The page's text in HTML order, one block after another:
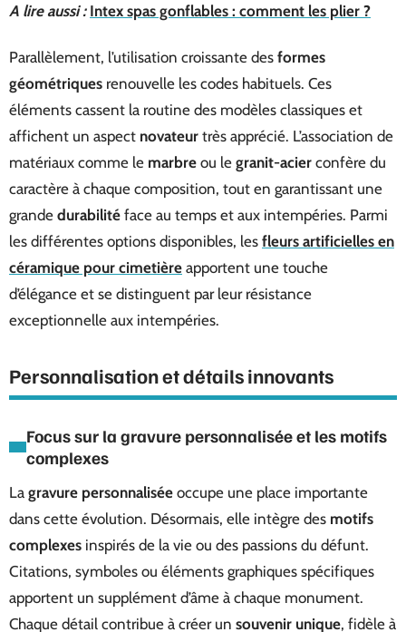
A lire aussi : Intex spas gonflables : comment les plier ?
Parallèlement, l’utilisation croissante des formes
géométriques renouvelle les codes habituels. Ces
éléments cassent la routine des modèles classiques et
affichent un aspect novateur très apprécié. L’association de
matériaux comme le marbre ou le granit-acier confère du
caractère à chaque composition, tout en garantissant une
grande durabilité face au temps et aux intempéries. Parmi
les différentes options disponibles, les fleurs artificielles en
céramique pour cimetière apportent une touche
d’élégance et se distinguent par leur résistance
exceptionnelle aux intempéries.
Personnalisation et détails innovants
Focus sur la gravure personnalisée et les motifs
complexes
La gravure personnalisée occupe une place importante
dans cette évolution. Désormais, elle intègre des motifs
complexes inspirés de la vie ou des passions du défunt.
Citations, symboles ou éléments graphiques spécifiques
apportent un supplément d’âme à chaque monument.
Chaque détail contribue à créer un souvenir unique, fidèle à